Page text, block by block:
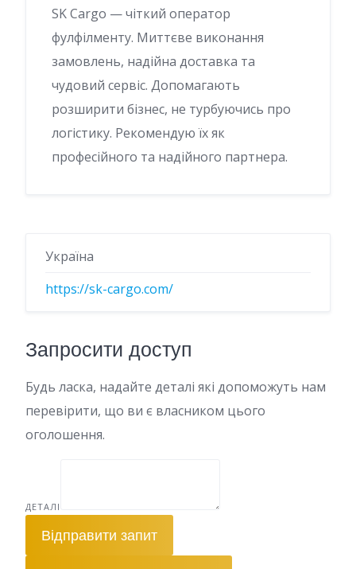
SK Cargo — чіткий оператор
фулфілменту. Миттєве виконання
замовлень, надійна доставка та
чудовий сервіс. Допомагають
розширити бізнес, не турбуючись про
логістику. Рекомендую їх як
професійного та надійного партнера.
Україна
https://sk-cargo.com/
Запросити доступ
Будь ласка, надайте деталі які допоможуть нам
перевірити, що ви є власником цього
оголошення.
ДЕТАЛІ
Відправити запит